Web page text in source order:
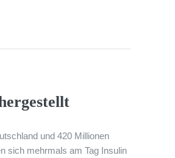
und 420 Millionen
sich mehrmals am Tag Insulin